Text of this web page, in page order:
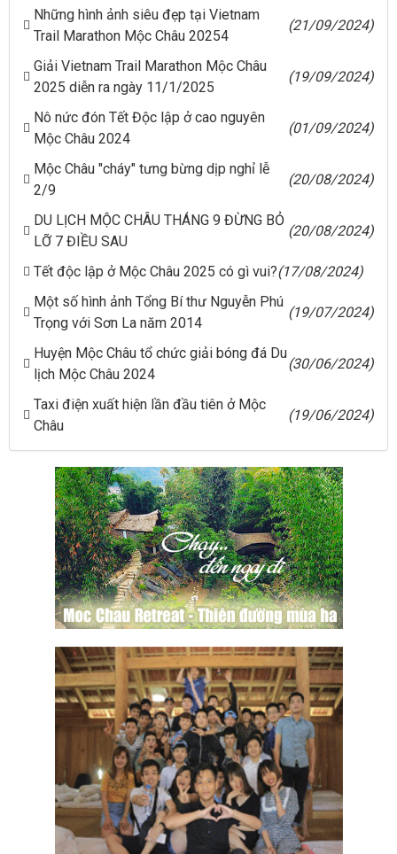
Những hình ảnh siêu đẹp tại Vietnam
Trail Marathon Mộc Châu 20254
(21/09/2024)
Giải Vietnam Trail Marathon Mộc Châu
2025 diễn ra ngày 11/1/2025
(19/09/2024)
Nô nức đón Tết Độc lập ở cao nguyên
Mộc Châu 2024
(01/09/2024)
Mộc Châu "cháy" tưng bừng dịp nghỉ lễ
2/9
(20/08/2024)
DU LỊCH MỘC CHÂU THÁNG 9 ĐỪNG BỎ
LỠ 7 ĐIỀU SAU
(20/08/2024)
Tết độc lập ở Mộc Châu 2025 có gì vui?(17/08/2024)
Một số hình ảnh Tổng Bí thư Nguyễn Phú
Trọng với Sơn La năm 2014
(19/07/2024)
Huyện Mộc Châu tổ chức giải bóng đá Du
lịch Mộc Châu 2024
(30/06/2024)
Taxi điện xuất hiện lần đầu tiên ở Mộc
Châu
(19/06/2024)